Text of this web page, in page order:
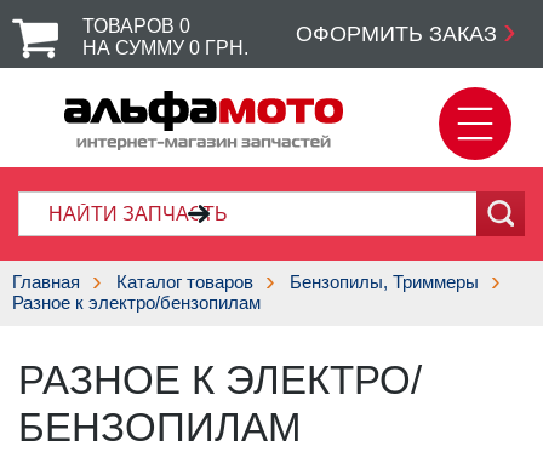
ТОВАРОВ 0
НА СУММУ 0 ГРН.
ОФОРМИТЬ ЗАКАЗ
Главная Каталог товаров
Бензопилы, Триммеры
Разное к электро/бензопилам
РАЗНОЕ К ЭЛЕКТРО/
БЕНЗОПИЛАМ